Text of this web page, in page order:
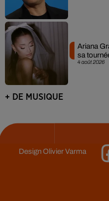
4 août 2026
Ariana
sa
+ DE MUSIQUE
DesignOlivier Varma